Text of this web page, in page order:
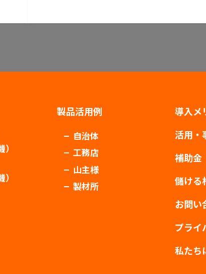
製品活用例
自治体
工務店
山主様
製材所
導入メ
活用・
補助金
儲ける
お問い
プライ
私たち